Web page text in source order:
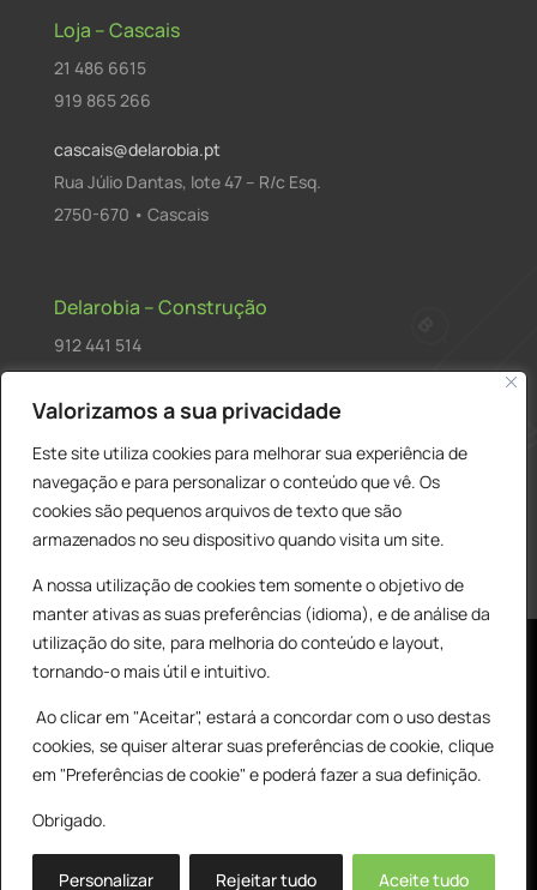
Valorizamos a sua privacidade
Este site utiliza cookies para melhorar sua experiência de
navegação e para personalizar o conteúdo que vê. Os
cookies são pequenos arquivos de texto que são
armazenados no seu dispositivo quando visita um site.
A nossa utilização de cookies tem somente o objetivo de
manter ativas as suas preferências (idioma), e de análise da
utilização do site, para melhoria do conteúdo e layout,
tornando-o mais útil e intuitivo.
Ao clicar em "Aceitar", estará a concordar com o uso destas
cookies, se quiser alterar suas preferências de cookie, clique
em "Preferências de cookie" e poderá fazer a sua definição.
Obrigado.
Personalizar Rejeitar tudo Aceite tudo
Loja – Cascais
21 486 6615
919 865 266
cascais@delarobia.pt
Rua Júlio Dantas, lote 47 – R/c Esq.
2750-670 • Cascais
Delarobia – Construção
912 441 514
R. António Andrade, 1171
2820-287 • Charneca de Caparica
Products
search PESQUISAR
© All Copyright 2025 by Delarobia.pt 0